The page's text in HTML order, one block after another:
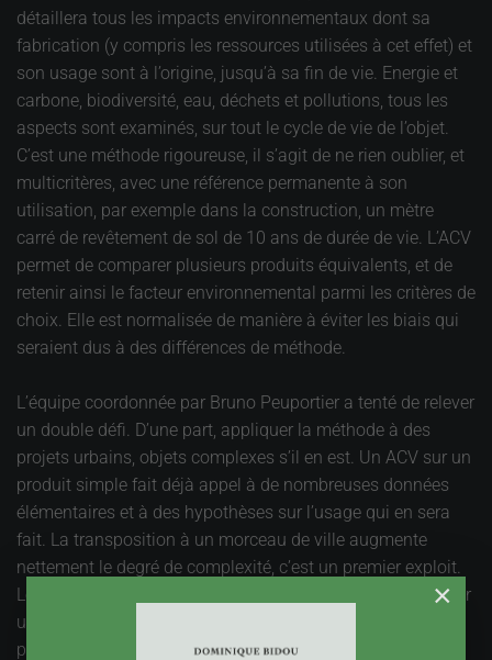
détaillera tous les impacts environnementaux dont sa
fabrication (y compris les ressources utilisées à cet effet) et
son usage sont à l’origine, jusqu’à sa fin de vie. Energie et
carbone, biodiversité, eau, déchets et pollutions, tous les
aspects sont examinés, sur tout le cycle de vie de l’objet.
C’est une méthode rigoureuse, il s’agit de ne rien oublier, et
multicritères, avec une référence permanente à son
utilisation, par exemple dans la construction, un mètre
carré de revêtement de sol de 10 ans de durée de vie. L’ACV
permet de comparer plusieurs produits équivalents, et de
retenir ainsi le facteur environnemental parmi les critères de
choix. Elle est normalisée de manière à éviter les biais qui
seraient dus à des différences de méthode.
L’équipe coordonnée par Bruno Peuportier a tenté de relever
un double défi. D’une part, appliquer la méthode à des
projets urbains, objets complexes s’il en est. Un ACV sur un
produit simple fait déjà appel à de nombreuses données
élémentaires et à des hypothèses sur l’usage qui en sera
fait. La transposition à un morceau de ville augmente
nettement le degré de complexité, c’est un premier exploit.
Le deuxième défi est de faire de l’ACV un outil pour élaborer
un projet, et pas seulement pour l’évaluer après coup. Un
point très important, il s’agit de partir du bon pied. « La
×